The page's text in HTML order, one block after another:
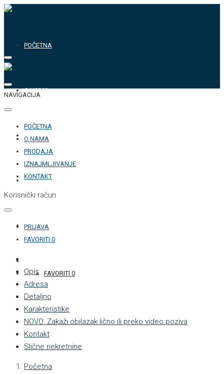
POČETNA
O NAMA
PRODAJA
IZNAJMLJIVANJE
KONTAKT
FAVORITI 0
NAVIGACIJA
POČETNA
O NAMA
PRODAJA
IZNAJMLJIVANJE
KONTAKT
Korisnički račun
PRIJAVA
FAVORITI 0
Opis
Adresa
Detaljno
Karakteristike
NOVO: Zakaži obilazak lično ili preko video poziva
Kontakt
Slične nekretnine
Početna